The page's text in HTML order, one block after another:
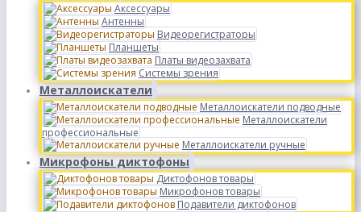
Аксессуары
Антенны
Видеорегистраторы
Планшеты
Платы видеозахвата
Системы зрения
Металлоискатели
Металлоискатели подводные
Металлоискатели
профессиональные
Металлоискатели ручные
Микрофоны диктофоны
Диктофонов товары
Микрофонов товары
Подавители диктофонов